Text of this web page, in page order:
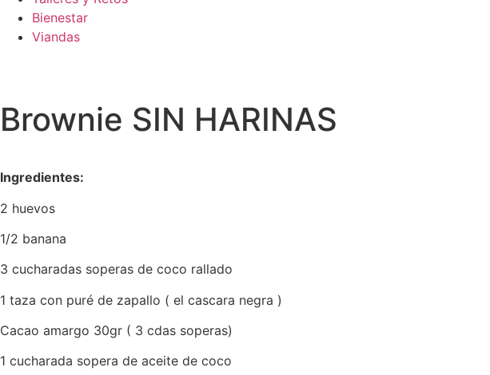
Bienestar
Viandas
Brownie SIN HARINAS
Ingredientes:
2 huevos
1/2 banana
3 cucharadas soperas de coco rallado
1 taza con puré de zapallo ( el cascara negra )
Cacao amargo 30gr ( 3 cdas soperas)
1 cucharada sopera de aceite de coco